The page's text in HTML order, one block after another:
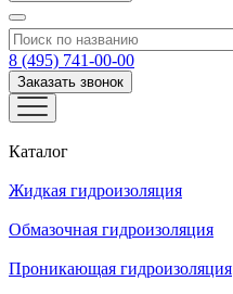
8 (495) 741-00-00
Заказать звонок
Каталог
Жидкая гидроизоляция
Обмазочная гидроизоляция
Проникающая гидроизоляция